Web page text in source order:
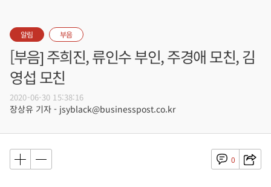
알림 부음
[부음] 주희진, 류인수 부인, 주경애 모친, 김
영섭 모친
2020-06-30 15:38:16
장상유 기자 - jsyblack@businesspost.co.kr
0